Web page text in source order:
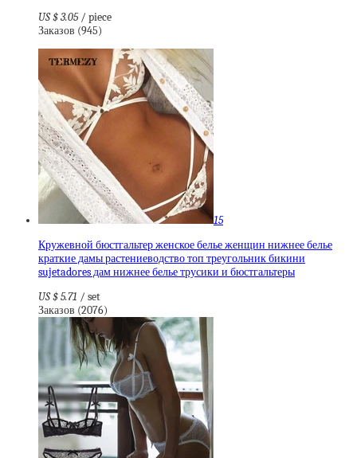
US $ 3.05 / piece
Заказов (945)
15
Кружевной бюстгальтер женское белье женщин нижнее белье
краткие дамы растениеводство топ треугольник бикини
sujetadores дам нижнее белье трусики и бюстгальтеры
US $ 5.71 / set
Заказов (2076)